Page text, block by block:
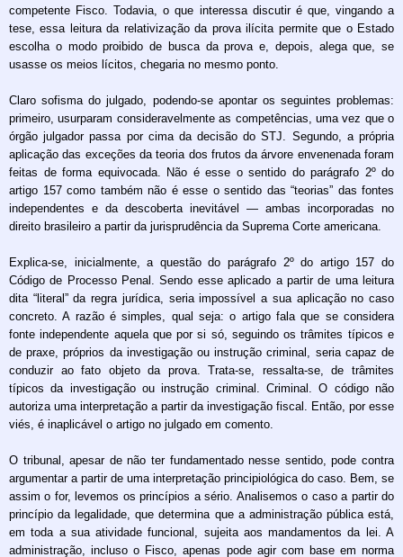
competente Fisco. Todavia, o que interessa discutir é que, vingando a
tese, essa leitura da relativização da prova ilícita permite que o Estado
escolha o modo proibido de busca da prova e, depois, alega que, se
usasse os meios lícitos, chegaria no mesmo ponto.
Claro sofisma do julgado, podendo-se apontar os seguintes problemas:
primeiro, usurparam consideravelmente as competências, uma vez que o
órgão julgador passa por cima da decisão do STJ. Segundo, a própria
aplicação das exceções da teoria dos frutos da árvore envenenada foram
feitas de forma equivocada. Não é esse o sentido do parágrafo 2º do
artigo 157 como também não é esse o sentido das “teorias” das fontes
independentes e da descoberta inevitável — ambas incorporadas no
direito brasileiro a partir da jurisprudência da Suprema Corte americana.
Explica-se, inicialmente, a questão do parágrafo 2º do artigo 157 do
Código de Processo Penal. Sendo esse aplicado a partir de uma leitura
dita “literal” da regra jurídica, seria impossível a sua aplicação no caso
concreto. A razão é simples, qual seja: o artigo fala que se considera
fonte independente aquela que por si só, seguindo os trâmites típicos e
de praxe, próprios da investigação ou instrução criminal, seria capaz de
conduzir ao fato objeto da prova. Trata-se, ressalta-se, de trâmites
típicos da investigação ou instrução criminal. Criminal. O código não
autoriza uma interpretação a partir da investigação fiscal. Então, por esse
viés, é inaplicável o artigo no julgado em comento.
O tribunal, apesar de não ter fundamentado nesse sentido, pode contra
argumentar a partir de uma interpretação principiológica do caso. Bem, se
assim o for, levemos os princípios a sério. Analisemos o caso a partir do
princípio da legalidade, que determina que a administração pública está,
em toda a sua atividade funcional, sujeita aos mandamentos da lei. A
administração, incluso o Fisco, apenas pode agir com base em norma